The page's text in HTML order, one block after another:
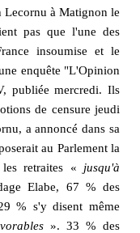
Lecornu à Matignon le
pas que l'une des
insoumise et le
enquête "L'Opinion
publiée mercredi. Ils
de censure jeudi
a annoncé dans sa
au Parlement la
retraites « jusqu'à
Elabe, 67 % des
% s'y disent même
». 33 % des